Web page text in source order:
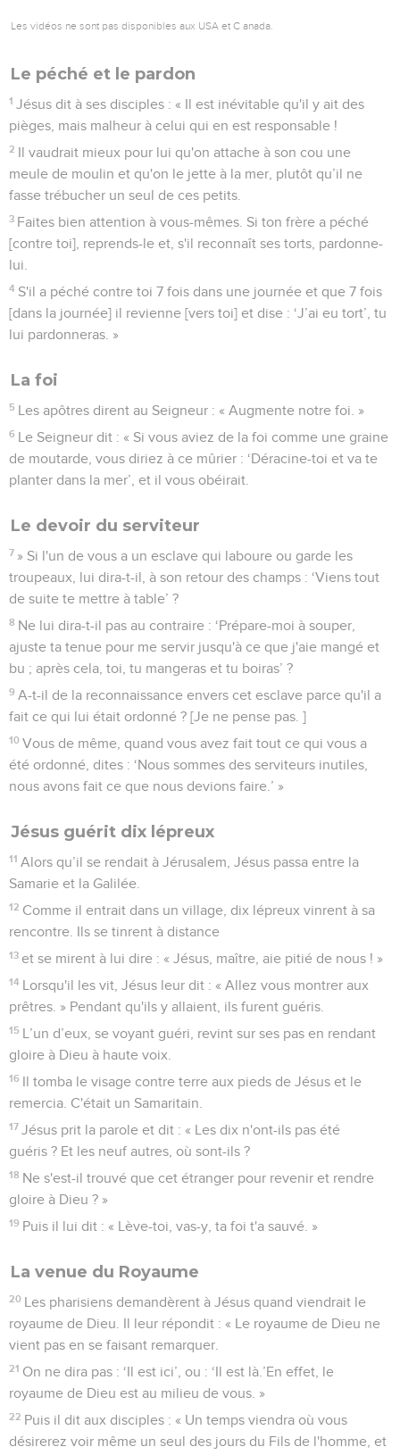
Les vidéos ne sont pas disponibles aux USA et C anada.
Le péché et le pardon
1 Jésus dit à ses disciples : « Il est inévitable qu'il y ait des
pièges, mais malheur à celui qui en est responsable !
2 Il vaudrait mieux pour lui qu'on attache à son cou une
meule de moulin et qu'on le jette à la mer, plutôt qu’il ne
fasse trébucher un seul de ces petits.
3 Faites bien attention à vous-mêmes. Si ton frère a péché
[contre toi], reprends-le et, s'il reconnaît ses torts, pardonne-
lui.
4 S'il a péché contre toi 7 fois dans une journée et que 7 fois
[dans la journée] il revienne [vers toi] et dise : ‘J’ai eu tort’, tu
lui pardonneras. »
La foi
5 Les apôtres dirent au Seigneur : « Augmente notre foi. »
6 Le Seigneur dit : « Si vous aviez de la foi comme une graine
de moutarde, vous diriez à ce mûrier : ‘Déracine-toi et va te
planter dans la mer’, et il vous obéirait.
Le devoir du serviteur
7 » Si l'un de vous a un esclave qui laboure ou garde les
troupeaux, lui dira-t-il, à son retour des champs : ‘Viens tout
de suite te mettre à table’ ?
8 Ne lui dira-t-il pas au contraire : ‘Prépare-moi à souper,
ajuste ta tenue pour me servir jusqu'à ce que j'aie mangé et
bu ; après cela, toi, tu mangeras et tu boiras’ ?
9 A-t-il de la reconnaissance envers cet esclave parce qu'il a
fait ce qui lui était ordonné ? [Je ne pense pas. ]
10 Vous de même, quand vous avez fait tout ce qui vous a
été ordonné, dites : ‘Nous sommes des serviteurs inutiles,
nous avons fait ce que nous devions faire.’ »
Jésus guérit dix lépreux
11 Alors qu’il se rendait à Jérusalem, Jésus passa entre la
Samarie et la Galilée.
12 Comme il entrait dans un village, dix lépreux vinrent à sa
rencontre. Ils se tinrent à distance
13 et se mirent à lui dire : « Jésus, maître, aie pitié de nous ! »
14 Lorsqu'il les vit, Jésus leur dit : « Allez vous montrer aux
prêtres. » Pendant qu'ils y allaient, ils furent guéris.
15 L’un d’eux, se voyant guéri, revint sur ses pas en rendant
gloire à Dieu à haute voix.
16 Il tomba le visage contre terre aux pieds de Jésus et le
remercia. C'était un Samaritain.
17 Jésus prit la parole et dit : « Les dix n'ont-ils pas été
guéris ? Et les neuf autres, où sont-ils ?
18 Ne s'est-il trouvé que cet étranger pour revenir et rendre
gloire à Dieu ? »
19 Puis il lui dit : « Lève-toi, vas-y, ta foi t'a sauvé. »
La venue du Royaume
20 Les pharisiens demandèrent à Jésus quand viendrait le
royaume de Dieu. Il leur répondit : « Le royaume de Dieu ne
vient pas en se faisant remarquer.
21 On ne dira pas : ‘Il est ici’, ou : ‘Il est là.’En effet, le
royaume de Dieu est au milieu de vous. »
22 Puis il dit aux disciples : « Un temps viendra où vous
désirerez voir même un seul des jours du Fils de l'homme, et